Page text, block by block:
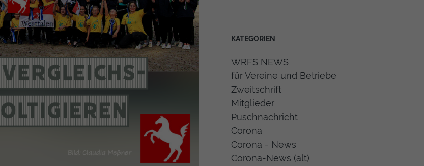
KATEGORIEN
WRFS NEWS
für Vereine und Betriebe
Zweitschrift
Mitglieder
Puschnachricht
Corona
Corona - News
Corona-News (alt)